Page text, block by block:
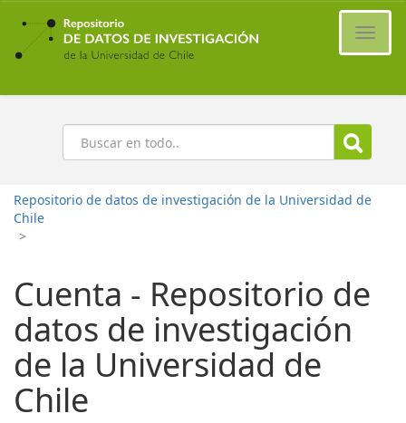
Ir
contenido
principal
Buscar
Repositorio de datos de investigación de la Universidad de
Chile
>
Cuenta - Repositorio de
datos de investigación
de la Universidad de
Chile